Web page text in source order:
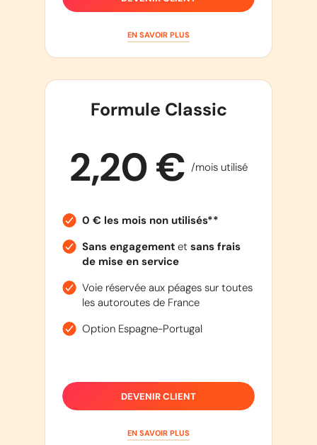
EN SAVOIR PLUS
Formule Classic
2,20 € /mois utilisé
0 € les mois non utilisés**
Sans engagementet sans frais
de mise en service
Voie réservée aux péages sur toutes
les autoroutes de France
Option Espagne-Portugal
DEVENIR CLIENT
EN SAVOIR PLUS